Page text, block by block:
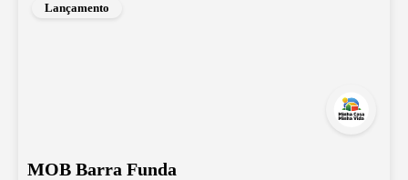
Lançamento
MOB Barra Funda